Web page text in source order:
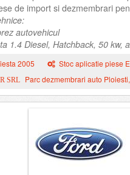
de import si dezmembrari
autovehicul
1.4 Diesel, Hatchback, 50 kw,
2005 Stoc aplicatie piese
SRL Parc dezmembrari auto